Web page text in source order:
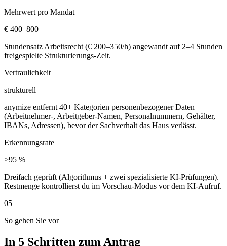
Mehrwert pro Mandat
€ 400–800
Stundensatz Arbeitsrecht (€ 200–350/h) angewandt auf 2–4 Stunden
freigespielte Strukturierungs-Zeit.
Vertraulichkeit
strukturell
anymize entfernt 40+ Kategorien personenbezogener Daten
(Arbeitnehmer-, Arbeitgeber-Namen, Personalnummern, Gehälter,
IBANs, Adressen), bevor der Sachverhalt das Haus verlässt.
Erkennungsrate
>95 %
Dreifach geprüft (Algorithmus + zwei spezialisierte KI-Prüfungen).
Restmenge kontrollierst du im Vorschau-Modus vor dem KI-Aufruf.
05
So gehen Sie vor
In 5 Schritten zum Antrag